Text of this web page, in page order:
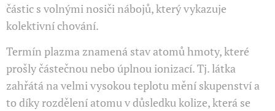
částic s volnými nosiči nábojů, který vykazuje
kolektivní chování.
Termín plazma znamená stav atomů hmoty, které
prošly částečnou nebo úplnou ionizací. Tj. látka
zahřátá na velmi vysokou teplotu mění skupenství a
to díky rozdělení atomu v důsledku kolize, která se